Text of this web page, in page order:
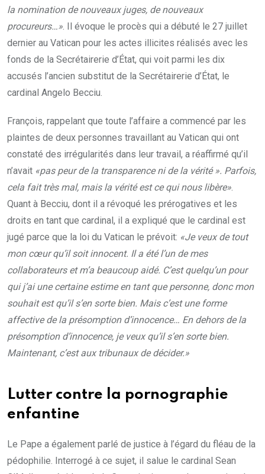
la nomination de nouveaux juges, de nouveaux
procureurs…». Il évoque le procès qui a débuté le 27 juillet
dernier au Vatican pour les actes illicites réalisés avec les
fonds de la Secrétairerie d’État, qui voit parmi les dix
accusés l’ancien substitut de la Secrétairerie d’État, le
cardinal Angelo Becciu.
François, rappelant que toute l’affaire a commencé par les
plaintes de deux personnes travaillant au Vatican qui ont
constaté des irrégularités dans leur travail, a réaffirmé qu’il
n’avait «pas peur de la transparence ni de la vérité ». Parfois,
cela fait très mal, mais la vérité est ce qui nous libère».
Quant à Becciu, dont il a révoqué les prérogatives et les
droits en tant que cardinal, il a expliqué que le cardinal est
jugé parce que la loi du Vatican le prévoit: «Je veux de tout
mon cœur qu’il soit innocent. Il a été l’un de mes
collaborateurs et m’a beaucoup aidé. C’est quelqu’un pour
qui j’ai une certaine estime en tant que personne, donc mon
souhait est qu’il s’en sorte bien. Mais c’est une forme
affective de la présomption d’innocence… En dehors de la
présomption d’innocence, je veux qu’il s’en sorte bien.
Maintenant, c’est aux tribunaux de décider.»
Lutter contre la pornographie
enfantine
Le Pape a également parlé de justice à l’égard du fléau de la
pédophilie. Interrogé à ce sujet, il salue le cardinal Sean